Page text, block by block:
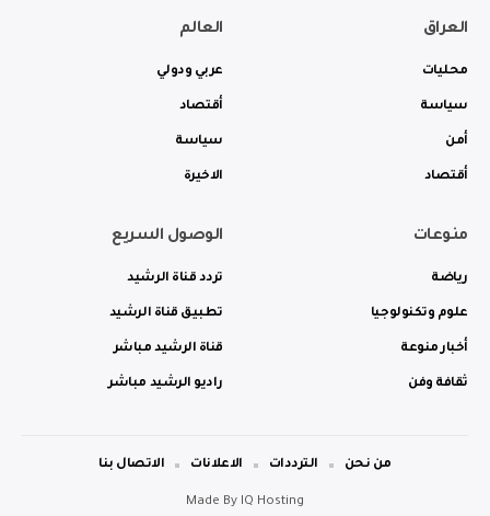
العراق
محليات
سياسة
أمن
أقتصاد
العالم
عربي ودولي
أقتصاد
سياسة
الاخيرة
منوعات
رياضة
علوم وتكنولوجيا
أخبار منوعة
ثقافة وفن
الوصول السريع
تردد قناة الرشيد
تطبيق قناة الرشيد
قناة الرشيد مباشر
راديو الرشيد مباشر
Made By IQ Hosting
من نحن الترددات الاعلانات الاتصال بنا